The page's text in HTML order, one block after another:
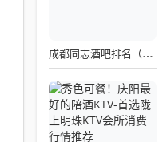
成都同志酒吧排名（成都知名酒吧）